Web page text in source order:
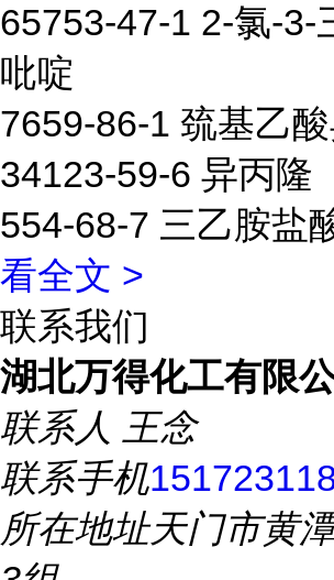
65753-47-1 2-氯-3-
吡啶
7659-86-1 巯基乙
34123-59-6 异丙隆
554-68-7 三乙胺盐
看全文 >
联系我们
湖北万得化工有限
联系人 王念
联系手机
所在地址天门市黄